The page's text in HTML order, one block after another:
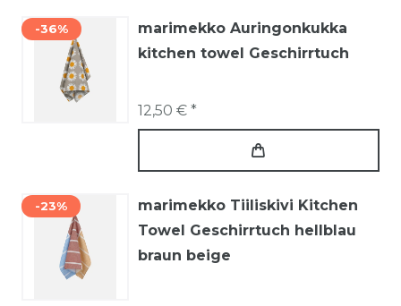
-36%
marimekko Auringonkukka
kitchen towel Geschirrtuch
12,50 € *
-23%
marimekko Tiiliskivi Kitchen
Towel Geschirrtuch hellblau
braun beige